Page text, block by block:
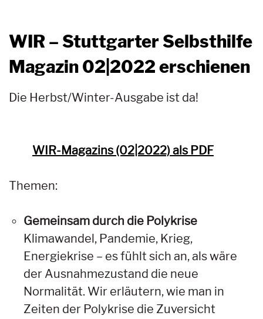
WIR – Stuttgarter Selbsthilfe
Magazin 02|2022 erschienen
Die Herbst/Winter-Ausgabe ist da!
WIR-Magazins (02|2022) als PDF
Themen:
Gemeinsam durch die Polykrise
Klimawandel, Pandemie, Krieg,
Energiekrise – es fühlt sich an, als wäre
der Ausnahmezustand die neue
Normalität. Wir erläutern, wie man in
Zeiten der Polykrise die Zuversicht